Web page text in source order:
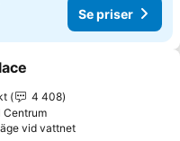
Se priser
till i Mina Favoriter
4 408
Centrum
vid vattnetSe priser